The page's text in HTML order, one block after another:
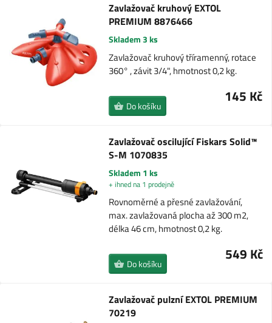
Zavlažovač kruhový EXTOL
PREMIUM 8876466
Skladem 3 ks
Zavlažovač kruhový tříramenný, rotace
360° , závit 3/4", hmotnost 0,2 kg.
145 Kč
Do košíku
Zavlažovač oscilující Fiskars Solid™
S-M 1070835
Skladem 1 ks
+ ihned na 1 prodejně
Rovnoměrné a přesné zavlažování,
max. zavlažovaná plocha až 300 m2,
délka 46 cm, hmotnost 0,2 kg.
549 Kč
Do košíku
Zavlažovač pulzní EXTOL PREMIUM
70219